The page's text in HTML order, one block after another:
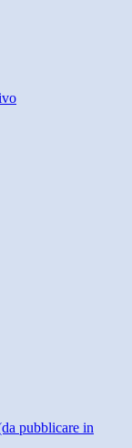
pubblicare in